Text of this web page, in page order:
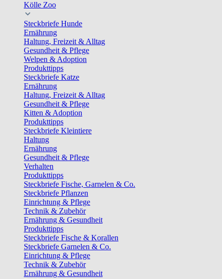
Kölle Zoo
Steckbriefe Hunde
Ernährung
Haltung, Freizeit & Alltag
Gesundheit & Pflege
Welpen & Adoption
Produkttipps
Steckbriefe Katze
Ernährung
Haltung, Freizeit & Alltag
Gesundheit & Pflege
Kitten & Adoption
Produkttipps
Steckbriefe Kleintiere
Haltung
Ernährung
Gesundheit & Pflege
Verhalten
Produkttipps
Steckbriefe Fische, Garnelen & Co.
Steckbriefe Pflanzen
Einrichtung & Pflege
Technik & Zubehör
Ernährung & Gesundheit
Produkttipps
Steckbriefe Fische & Korallen
Steckbriefe Garnelen & Co.
Einrichtung & Pflege
Technik & Zubehör
Ernährung & Gesundheit